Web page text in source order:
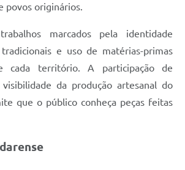
povos originários.
marcados pela identidade
e uso de matérias-primas
cada território. A participação de
da produção artesanal do
que o público conheça peças feitas